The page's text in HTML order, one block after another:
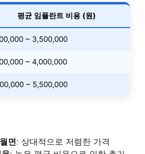
평균 임플란트 비용 (원)
~ 3,500,000
~ 4,000,000
~ 5,500,000
면: 상대적으로 저렴한 가격